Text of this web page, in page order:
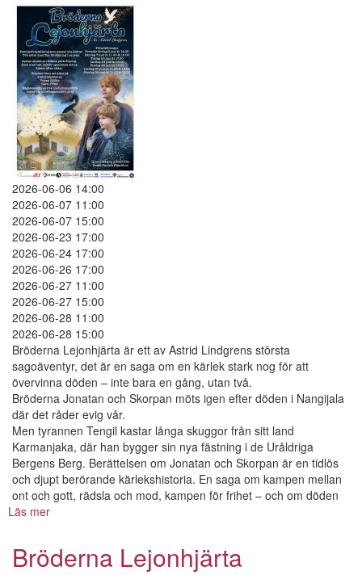
2026-06-06 14:00
2026-06-07 11:00
2026-06-07 15:00
2026-06-23 17:00
2026-06-24 17:00
2026-06-26 17:00
2026-06-27 11:00
2026-06-27 15:00
2026-06-28 11:00
2026-06-28 15:00
Bröderna Lejonhjärta är ett av Astrid Lindgrens största
sagoäventyr, det är en saga om en kärlek stark nog för att
övervinna döden – inte bara en gång, utan två.
Bröderna Jonatan och Skorpan möts igen efter döden i Nangijala
där det råder evig vår.
Men tyrannen Tengil kastar långa skuggor från sitt land
Karmanjaka, där han bygger sin nya fästning i de Uråldriga
Bergens Berg. Berättelsen om Jonatan och Skorpan är en tidlös
och djupt berörande kärlekshistoria. En saga om kampen mellan
ont och gott, rädsla och mod, kampen för frihet – och om döden
Läs mer
Bröderna Lejonhjärta